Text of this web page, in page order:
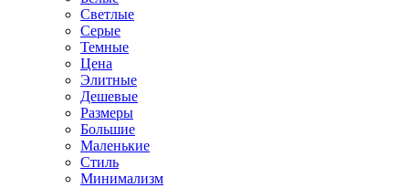
Светлые
Серые
Темные
Цена
Элитные
Дешевые
Размеры
Большие
Маленькие
Стиль
Минимализм